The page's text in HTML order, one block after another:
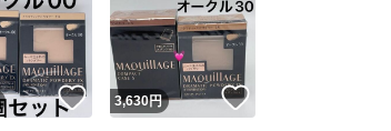
いいね！
3,630円